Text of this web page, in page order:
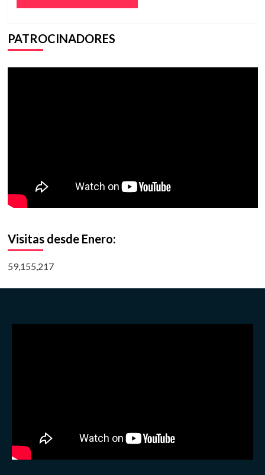
PATROCINADORES
Visitas desde Enero:
59,155,217